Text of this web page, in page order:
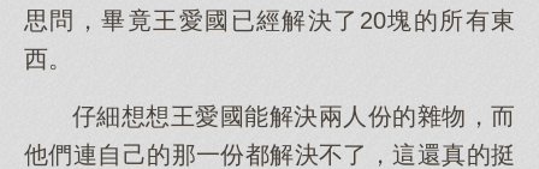
思問，畢竟王愛國已經解決了20塊的所有東
西。
仔細想想王愛國能解決兩人份的雜物，而
他們連自己的那一份都解決不了，這還真的挺